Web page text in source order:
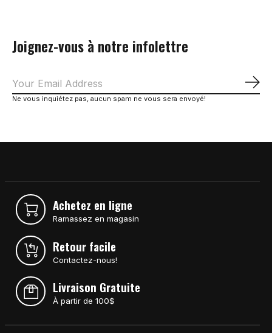
Joignez-vous à notre infolettre
Ne vous inquiétez pas, aucun spam ne vous sera envoyé!
Achetez en ligne
Ramassez en magasin
Retour facile
Contactez-nous!
Livraison Gratuite
À partir de 100$